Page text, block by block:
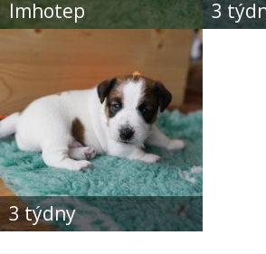
Imhotep 3
3 týdny